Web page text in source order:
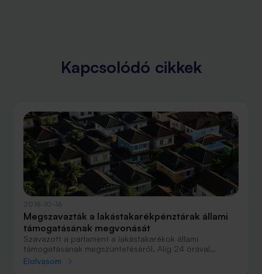
Kapcsolódó cikkek
Megszavazták a lakástakarékpénztárak állami
támogatásának megvonását
Szavazott a parlament a lakástakarékok állami
támogatásának megszüntetéséről. Alig 24 órával
azután, hogy Bánki Erik benyújtotta az erre vonatkozó
Elolvasom